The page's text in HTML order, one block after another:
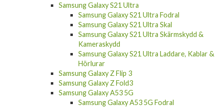
Samsung Galaxy S21 Ultra
Samsung Galaxy S21 Ultra Fodral
Samsung Galaxy S21 Ultra Skal
Samsung Galaxy S21 Ultra Skärmskydd &
Kameraskydd
Samsung Galaxy S21 Ultra Laddare, Kablar &
Hörlurar
Samsung Galaxy Z Flip 3
Samsung Galaxy Z Fold3
Samsung Galaxy A53 5G
Samsung Galaxy A53 5G Fodral